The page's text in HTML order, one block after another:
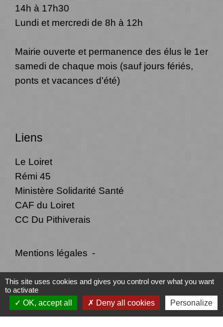
14h à 17h30
Lundi et mercredi de 8h à 12h
Mairie ouverte et permanence des élus le 1er
samedi de chaque mois (sauf jours fériés,
ponts et vacances d'été)
Liens
Le Loiret
Rémi 45
Ministère Solidarité Santé
CAF du Loiret
CC Du Pithiverais
Mentions légales -
Politique de confidentialité - Accessibilité -
Plan du site - Gestion des cookies
This site uses cookies and gives you control over what you want
to activate
OK, accept all
Deny all cookies Personalize